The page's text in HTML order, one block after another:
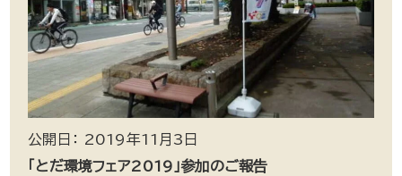
公開日： 2019年11月3日
「とだ環境フェア2019」参加のご報告